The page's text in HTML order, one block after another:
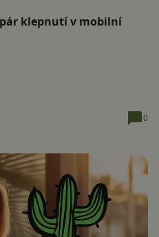
klepnutí v mobilní
0